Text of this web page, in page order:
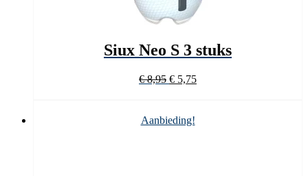
Siux Neo S 3 stuks
€8,95 Oorspronkelijke
€ 8,95.
€ 5,75Huidige
Aanbieding!